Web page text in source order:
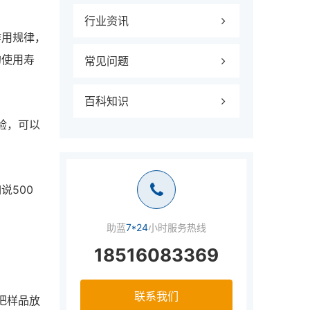
行业资讯
常见问题
百科知识
助蓝7*24小时服务热线
18516083369
联系我们
规律，
用寿
，可以
说500
样品放